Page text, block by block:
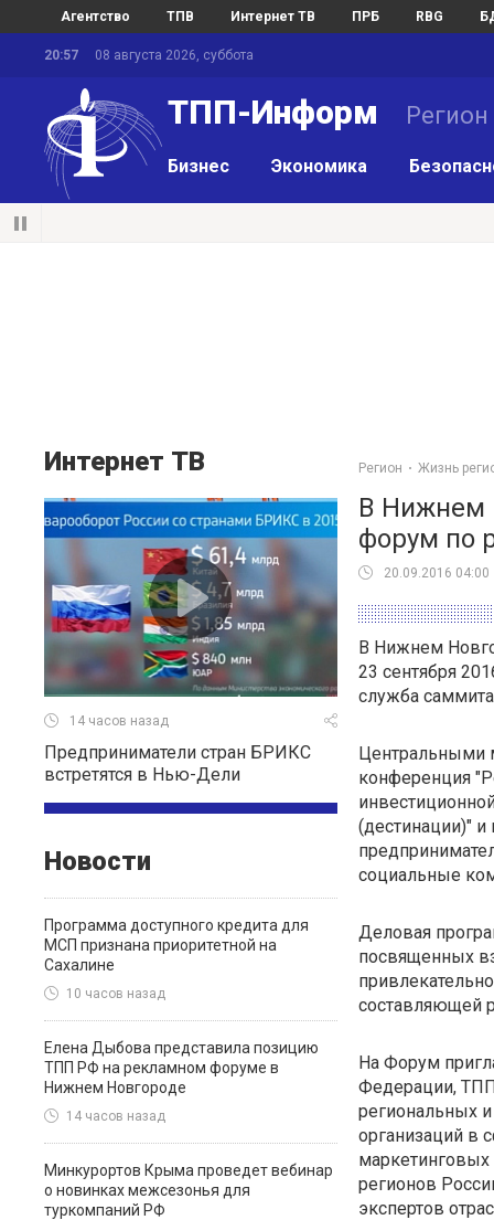
Агентство ТПВ Интернет ТВ ПРБ RBG
20:57 08 августа 2026, суббота
ТПП-Информ Регион
Бизнес Экономика
Интернет ТВ
14 часов назад
Предприниматели стран БРИКС
встретятся в Нью-Дели
Новости
Программа доступного кредита для
МСП признана приоритетной на
Сахалине
10 часов назад
Елена Дыбова представила позицию
ТПП РФ на рекламном форуме в
Нижнем Новгороде
14 часов назад
Минкурортов Крыма проведет вебинар
о новинках межсезонья для
туркомпаний РФ
Регион Жизнь
В Нижнем
форум по
20.09.2016 04:00
В Нижнем
23 сентября
служба
Центральными
конференция
(дестинации)"
социальные
Деловая
посвященных
составляющей
На Форум
Федерации,
региональных
организаций в
регионов
экспертов